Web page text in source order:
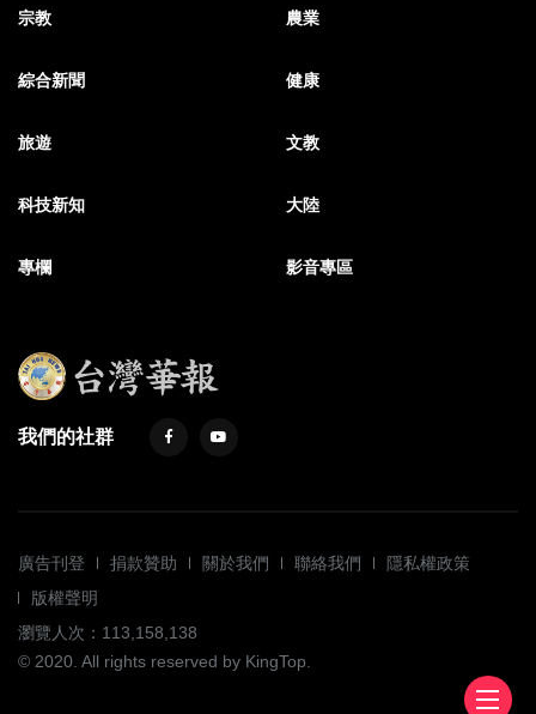
宗教 農業
綜合新聞 健康
旅遊 文教
科技新知 大陸
專欄 影音專區
我們的社群
廣告刊登 捐款贊助 關於我們 聯絡我們
隱私權政策
版權聲明
瀏覽人次：113,158,138
© 2020. All rights reserved by KingTop.